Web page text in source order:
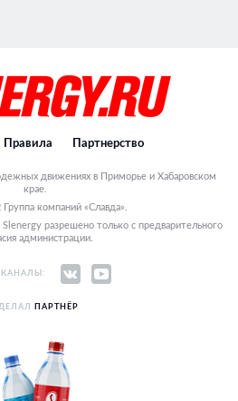
Правила Партнерство
движениях в Приморье и Хабаровском
крае.
компаний «Славда».
Slenergy разрешено только с предварительного
администрации.
ПАРТНЁР